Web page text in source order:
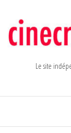
contenu
Le site